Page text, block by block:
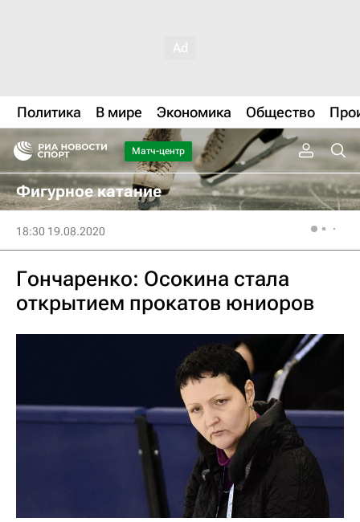
Политика В мире Экономика Общество
Матч-центр
Фигурное катание
18:30 19.08.2020
Гончаренко: Осокина стала
открытием прокатов юниоров